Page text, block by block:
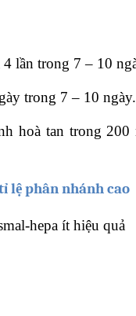
lần trong 7 – 10
trong 7 – 10 ngày.
hoà tan trong 200
lệ phân nhánh cao
hepa ít hiệu quả